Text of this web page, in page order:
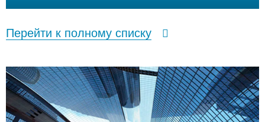
Перейти к полному списку